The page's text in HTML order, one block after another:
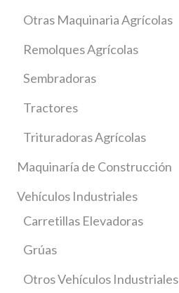
Otras Maquinaria Agrícolas
Remolques Agrícolas
Sembradoras
Tractores
Trituradoras Agrícolas
Maquinaría de Construcción
Vehículos Industriales
Carretillas Elevadoras
Grúas
Otros Vehículos Industriales